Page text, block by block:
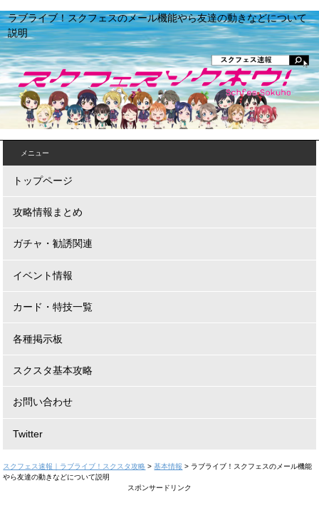
ラブライブ！スクフェスのメール機能やら友達の動きなどについて
説明
メニュー
トップページ
攻略情報まとめ
ガチャ・勧誘関連
イベント情報
カード・特技一覧
各種掲示板
スクスタ基本攻略
お問い合わせ
Twitter
スクフェス速報｜ラブライブ！スクスタ攻略 >基本情報 > ラブライブ！スクフェスのメール機能
やら友達の動きなどについて説明
スポンサードリンク